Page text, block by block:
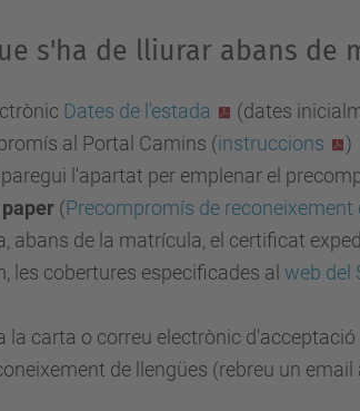
s'ha de lliurar abans de
Dates de l'estada
(dates
al Portal Camins (instruccions
)
l'apartat per emplenar el
(Precompromís de
abans de la matrícula, el certificat
les cobertures especificades al web del
la carta o correu electrònic d'acceptació
de llengües (rebreu un